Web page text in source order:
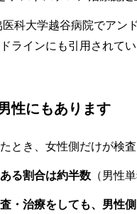
医科大学越谷病院でア
ラインにも引用されてい
性にもあります
とき、女性側だけが検
る割合は約半数 （男性
・治療をしても、男性